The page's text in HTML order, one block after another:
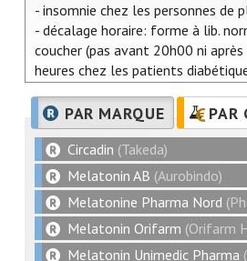
- insomnie chez les personnes de
- décalage horaire: forme à lib.
coucher (pas avant 20h00 ni
heures chez les patients
PAR MARQUE PAR
Circadin (Takeda)
Melatonin AB (Aurobindo)
Melatonine Pharma Nord
Melatonin Orifarm (Orifarm
Melatonin Unimedic Pharma